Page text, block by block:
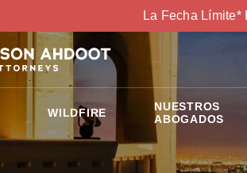
La Fecha
WILDFIRE
NUESTROS
ABOGADOS